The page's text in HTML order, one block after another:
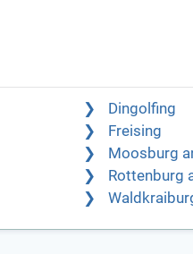
Dingolfing
Freising
Moosburg
Rottenburg